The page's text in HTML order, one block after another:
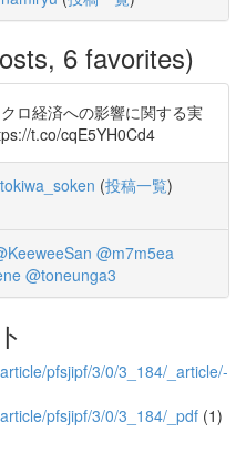
6 favorites)
ロ経済への影響に関する実
t.co/cqE5YH0Cd4
(投稿一覧)
@m7m5ea
@toneunga3
pfsjipf/3/0/3_184/_article/-
pfsjipf/3/0/3_184/_pdf (1)